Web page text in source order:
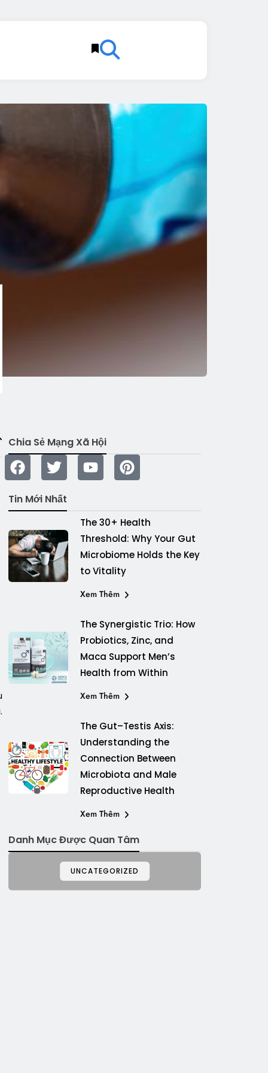
Chia Sẻ Mạng Xã Hội
Tin Mới Nhất
The 30+ Health
Threshold: Why Your Gut
Microbiome Holds the Key
to Vitality
Xem Thêm
The Synergistic Trio: How
Probiotics, Zinc, and
Maca Support Men’s
Health from Within
Xem Thêm
The Gut–Testis Axis:
Understanding the
Connection Between
Microbiota and Male
Reproductive Health
Xem Thêm
Danh Mục Được Quan Tâm
UNCATEGORIZED